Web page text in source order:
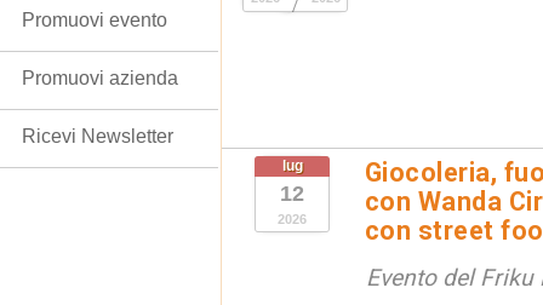
lug
12
2026
Giocoleria,
con Wanda
con street
Evento del Friku
Promuovi evento
Promuovi azienda
Ricevi Newsletter